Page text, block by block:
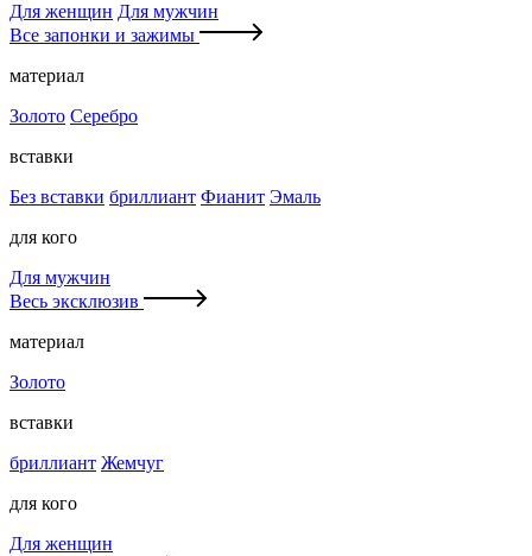
Для женщин Для мужчин
Все запонки и зажимы
материал
Золото Серебро
вставки
Без вставки бриллиант Фианит Эмаль
для кого
Для мужчин
Весь эксклюзив
материал
Золото
вставки
бриллиант Жемчуг
для кого
Для женщин